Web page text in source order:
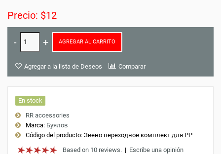
Precio: $12
AGREGAR AL CARRITO
Agregar a la lista de Deseos Comparar
En stock
RR accessories
Marca: Буялов
Código del producto: Звено переходное комплект для РР
Based on 10 reviews. | Escribe una opinión